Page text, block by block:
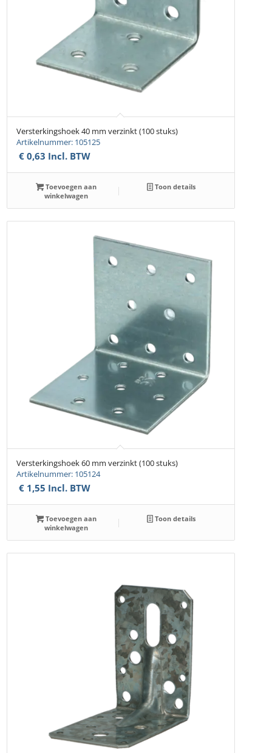
Versterkingshoek 40 mm verzinkt (100 stuks)
Artikelnummer: 105125
€ 0,63 Incl. BTW
Toevoegen aan
winkelwagen
Toon details
Versterkingshoek 60 mm verzinkt (100 stuks)
Artikelnummer: 105124
€ 1,55 Incl. BTW
Toevoegen aan
winkelwagen
Toon details